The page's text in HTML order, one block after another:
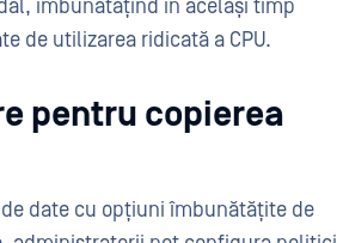
îmbunătățind în același timp
de utilizarea ridicată a CPU.
pentru copierea
date cu opțiuni îmbunătățite de